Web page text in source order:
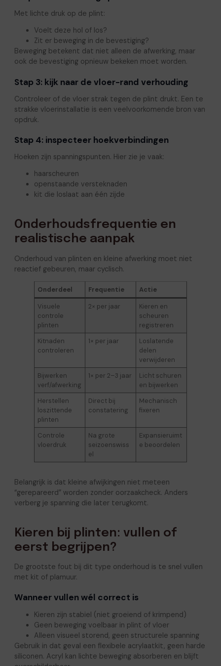
Met lichte druk op de plint:
Voelt deze hol of los?
Zit er beweging in de bevestiging?
Beweging betekent dat niet alleen de afwerking, maar
ook de bevestiging opnieuw bekeken moet worden.
Stap 3: kijk naar de vloer-rand verhouding
Controleer of de vloer strak tegen de plint drukt. Een te
strakke vloerinstallatie is een veelvoorkomende bron van
opdruk.
Stap 4: inspecteer hoekverbindingen
Hoeken zijn spanningspunten. Hier zie je vaak:
haarscheuren
openstaande versteknaden
kit die loslaat aan één zijde
Onderhoudsfrequentie en
realistische aanpak
Onderhoud van plinten en kleine afwerking moet niet
reactief gebeuren, maar cyclisch.
Onderdeel Frequentie
Actie
Visuele
controle
plinten
2× per jaar
Kieren en
scheuren
registreren
Kitnaden
controleren
1× per jaar
Loslatende
delen
verwijderen
Bijwerken
verf/afwerking
1× per 2–3 jaar
Licht schuren
en bijwerken
Herstellen
loszittende
plinten
Direct bij
constatering
Mechanisch
fixeren
Controle
vloerdruk
Na grote
seizoenswiss
el
Expansieruimt
e beoordelen
Belangrijk is dat kleine afwijkingen niet meteen
“gerepareerd” worden zonder oorzaakcheck. Anders
verberg je spanning die later terugkomt.
Kieren bij plinten: vullen of
eerst begrijpen?
De grootste fout bij dit type onderhoud is te snel vullen
met kit of plamuur.
Wanneer vullen wél correct is
Kieren zijn stabiel (niet groeiend of krimpend)
Geen beweging voelbaar in plint of vloer
Alleen visueel storend, geen structurele spanning
Gebruik in dat geval een flexibele acrylaatkit, geen harde
siliconen. Acryl kan lichte beweging absorberen en blijft